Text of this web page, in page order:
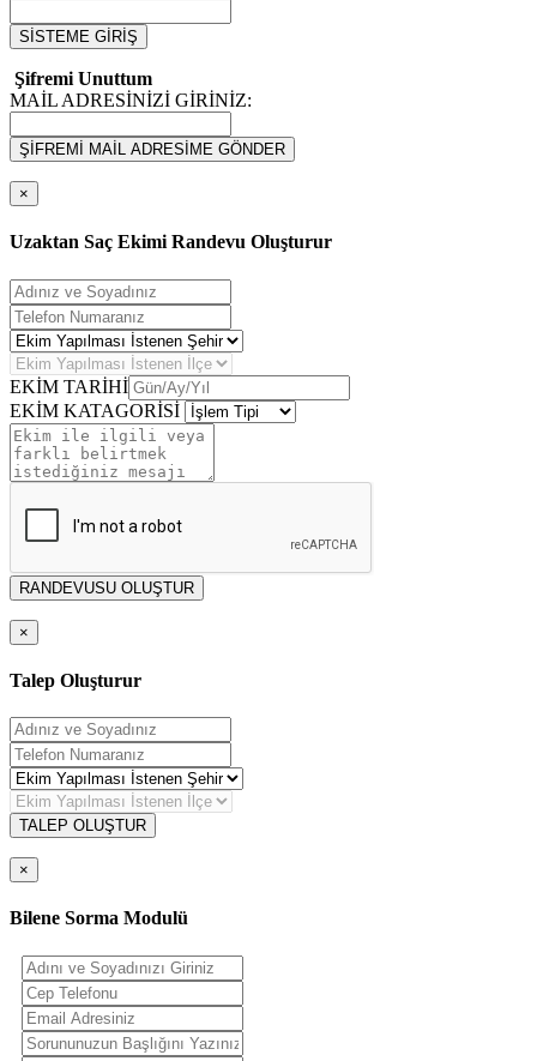
SİSTEME GİRİŞ
Şifremi Unuttum
MAİL ADRESİNİZİ GİRİNİZ:
ŞİFREMİ MAİL ADRESİME GÖNDER
×
Uzaktan Saç Ekimi Randevu Oluşturur
EKİM TARİHİ
EKİM KATAGORİSİ
RANDEVUSU OLUŞTUR
×
Talep Oluşturur
TALEP OLUŞTUR
×
Bilene Sorma Modulü